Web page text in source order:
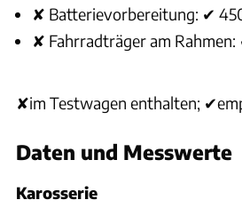
✘ Batterievorbereitung: ✔
✘ Fahrradträger am
✘im Testwagen enthalten;
Daten und Messwerte
Karosserie